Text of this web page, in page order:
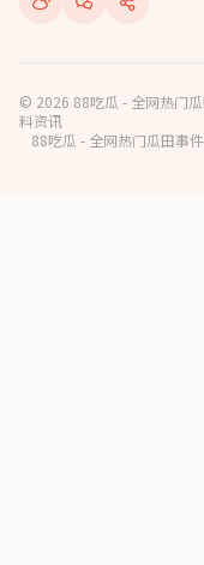
© 2026 88吃瓜 - 全网热门
料资讯
88吃瓜 - 全网热门瓜田事